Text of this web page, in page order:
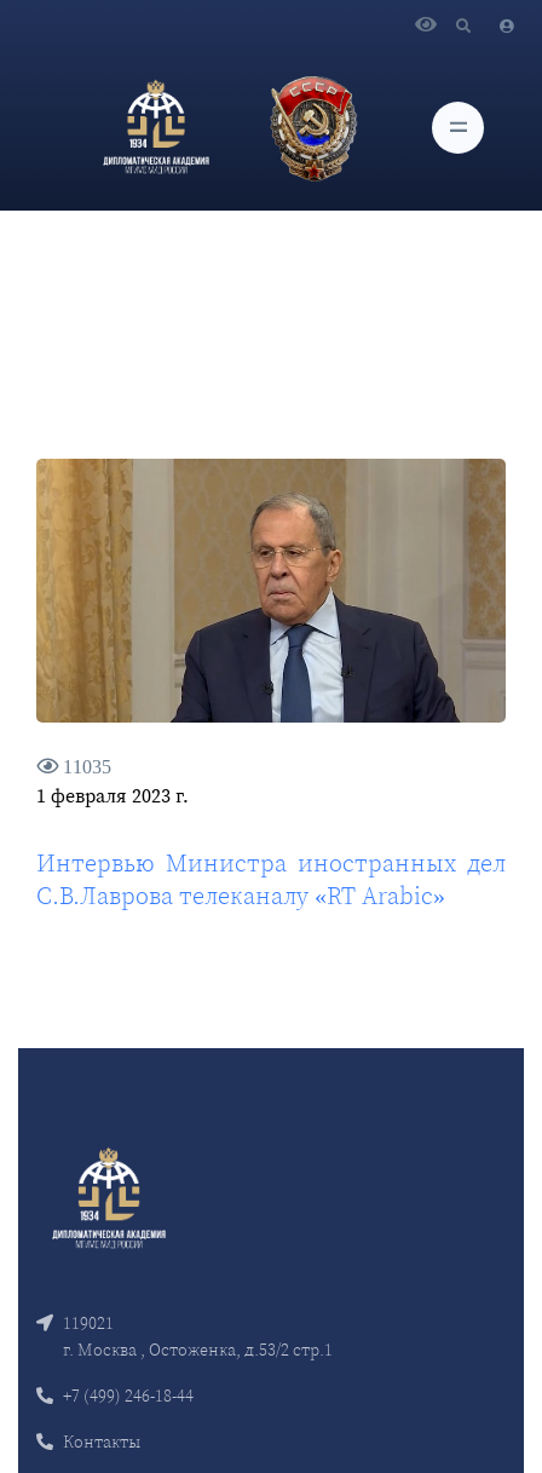
телеканалу «RT Arabic»
11035
1 февраля 2023 г.
Интервью Министра иностранных дел
С.В.Лаврова телеканалу «RT Arabic»
119021
г. Москва , Остоженка, д.53/2 стр.1
+7 (499) 246-18-44
Контакты